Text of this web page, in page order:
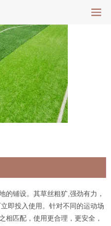
的铺设。其草丝粗犷,强劲有力，
即投入使用。针对不同的运动场
相匹配，使用更合理，更安全，